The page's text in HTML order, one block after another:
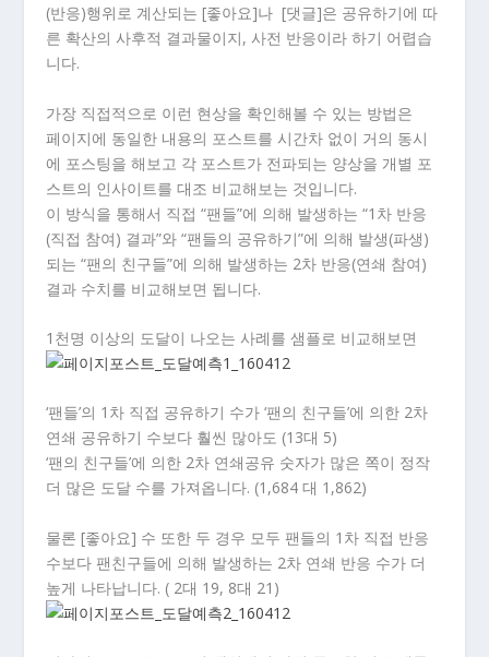
(반응)행위로 계산되는 [좋아요]나 [댓글]은 공유하기에 따
른 확산의 사후적 결과물이지, 사전 반응이라 하기 어렵습
니다.
가장 직접적으로 이런 현상을 확인해볼 수 있는 방법은
페이지에 동일한 내용의 포스트를 시간차 없이 거의 동시
에 포스팅을 해보고 각 포스트가 전파되는 양상을 개별 포
스트의 인사이트를 대조 비교해보는 것입니다.
이 방식을 통해서 직접 “팬들”에 의해 발생하는 “1차 반응
(직접 참여) 결과”와 “팬들의 공유하기”에 의해 발생(파생)
되는 “팬의 친구들”에 의해 발생하는 2차 반응(연쇄 참여)
결과 수치를 비교해보면 됩니다.
1천명 이상의 도달이 나오는 사례를 샘플로 비교해보면
‘팬들’의 1차 직접 공유하기 수가 ‘팬의 친구들’에 의한 2차
연쇄 공유하기 수보다 훨씬 많아도 (13대 5)
‘팬의 친구들’에 의한 2차 연쇄공유 숫자가 많은 쪽이 정작
더 많은 도달 수를 가져옵니다. (1,684 대 1,862)
물론 [좋아요] 수 또한 두 경우 모두 팬들의 1차 직접 반응
수보다 팬친구들에 의해 발생하는 2차 연쇄 반응 수가 더
높게 나타납니다. ( 2대 19, 8대 21)